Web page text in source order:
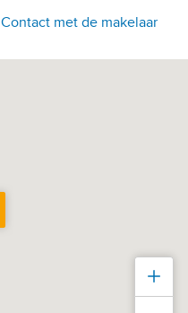
Contact met de makelaar